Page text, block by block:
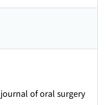
of oral surgery